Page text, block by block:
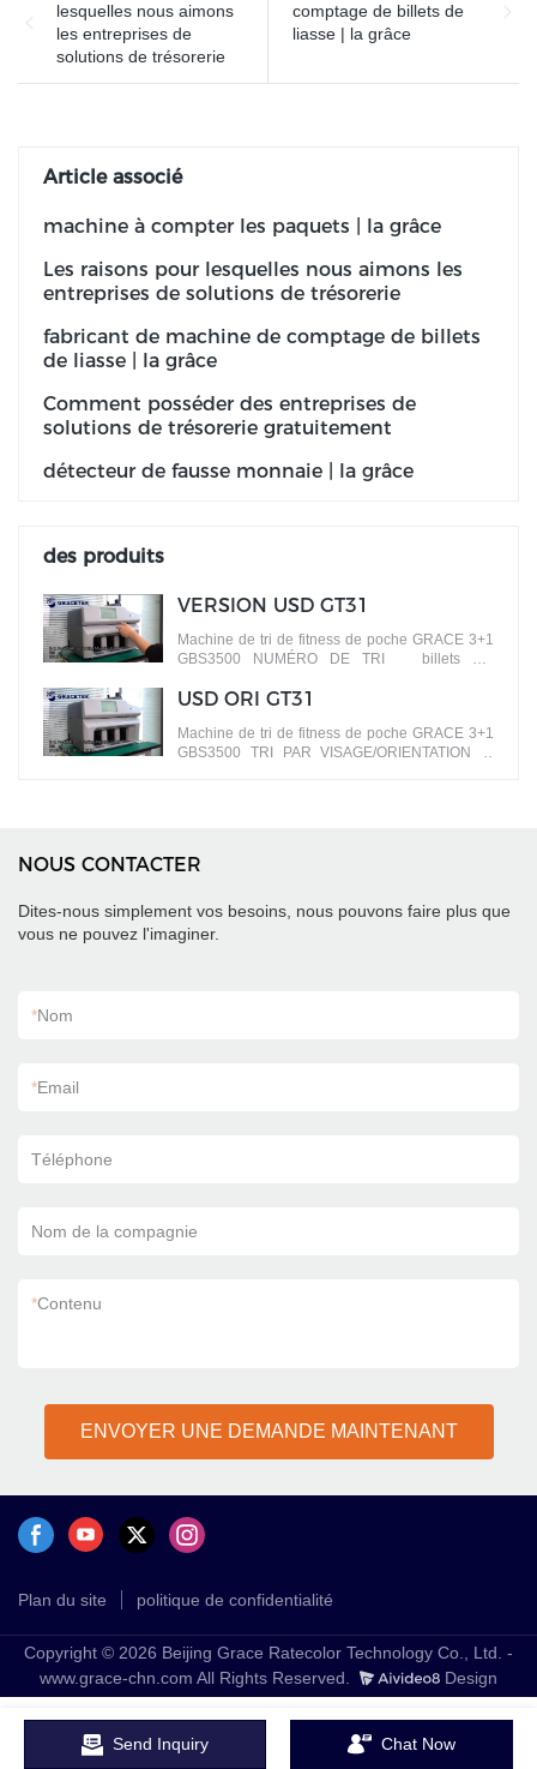
lesquelles nous aimons
les entreprises de
solutions de trésorerie
comptage de billets de
liasse | la grâce
Article associé
machine à compter les paquets | la grâce
Les raisons pour lesquelles nous aimons les
entreprises de solutions de trésorerie
fabricant de machine de comptage de billets
de liasse | la grâce
Comment posséder des entreprises de
solutions de trésorerie gratuitement
détecteur de fausse monnaie | la grâce
des produits
VERSION USD GT31
Machine de tri de fitness de poche GRACE 3+1
GBS3500 NUMÉRO DE TRI billets par
USD ORI GT31
Machine de tri de fitness de poche GRACE 3+1
GBS3500 TRI PAR VISAGE/ORIENTATION
NOUS CONTACTER
Dites-nous simplement vos besoins, nous pouvons faire plus que
vous ne pouvez l'imaginer.
*Nom
*Email
Téléphone
Nom de la compagnie
*Contenu
ENVOYER UNE DEMANDE MAINTENANT
Plan du site politique de confidentialité
Copyright © 2026 Beijing Grace Ratecolor Technology Co., Ltd. -
www.grace-chn.com All Rights Reserved.
Design
Send Inquiry Chat Now